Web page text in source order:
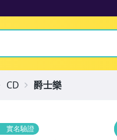
實名驗證
CD 爵士樂